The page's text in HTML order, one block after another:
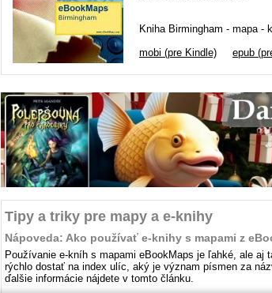
Kniha Birmingham - mapa -
mobi (pre Kindle)
epub
Tipy a triky pre mapy a e-knihy
Nápoveda: Ako používať e-knihy s mapami z
Používanie e-kníh s mapami eBookMaps je ľahké, ale
rýchlo dostať na index ulíc, aký je význam písmen za
ďalšie informácie nájdete v tomto článku.